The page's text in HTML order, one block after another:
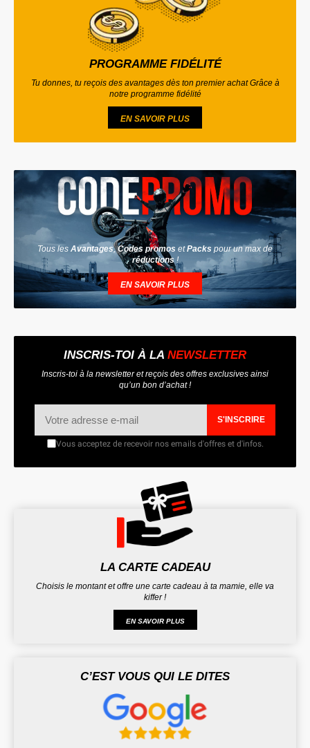
PROGRAMME FIDÉLITÉ
Tu donnes, tu reçois des avantages dès ton premier achat Grâce à
notre programme fidélité
EN SAVOIR PLUS
Tous les Avantages,Codes promos etPacks pour un max de
réductions !
EN SAVOIR PLUS
INSCRIS-TOI À LA NEWSLETTER
Inscris-toi à la newsletter et reçois des offres exclusives ainsi
qu’un bon d’achat !
S'INSCRIRE
Vous acceptez de recevoir nos emails d'offres et d'infos.
LA CARTE CADEAU
Choisis le montant et offre une carte cadeau à ta mamie, elle va
kiffer !
EN SAVOIR PLUS
C’EST VOUS QUI LE DITES